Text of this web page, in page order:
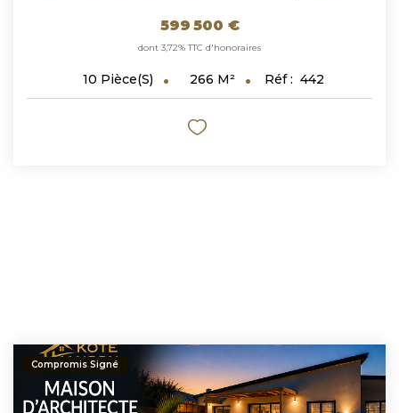
599 500 €
dont 3,72% TTC d'honoraires
10 Pièce(s) 266 M² Réf : 442
Compromis Signé